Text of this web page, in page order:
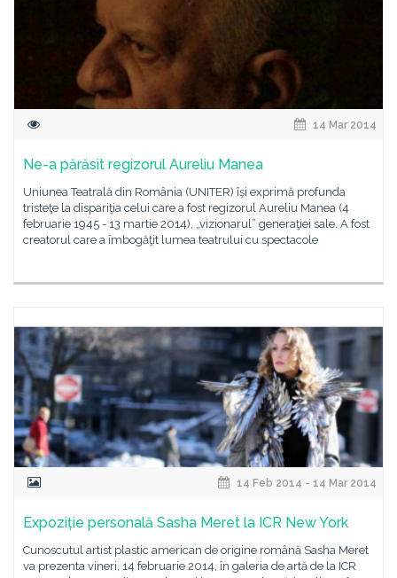
14 Mar 2014
Ne-a părăsit regizorul Aureliu Manea
Uniunea Teatrală din România (UNITER) îşi exprimă profunda
tristeţe la dispariţia celui care a fost regizorul Aureliu Manea (4
februarie 1945 - 13 martie 2014), „vizionarul” generaţiei sale. A fost
creatorul care a îmbogăţit lumea teatrului cu spectacole
14 Feb 2014 - 14 Mar 2014
Expoziție personală Sasha Meret la ICR New York
Cunoscutul artist plastic american de origine română Sasha Meret
va prezenta vineri, 14 februarie 2014, în galeria de artă de la ICR